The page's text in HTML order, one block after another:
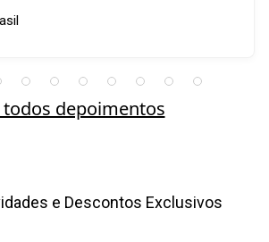
depoimentos
e Descontos Exclusivos